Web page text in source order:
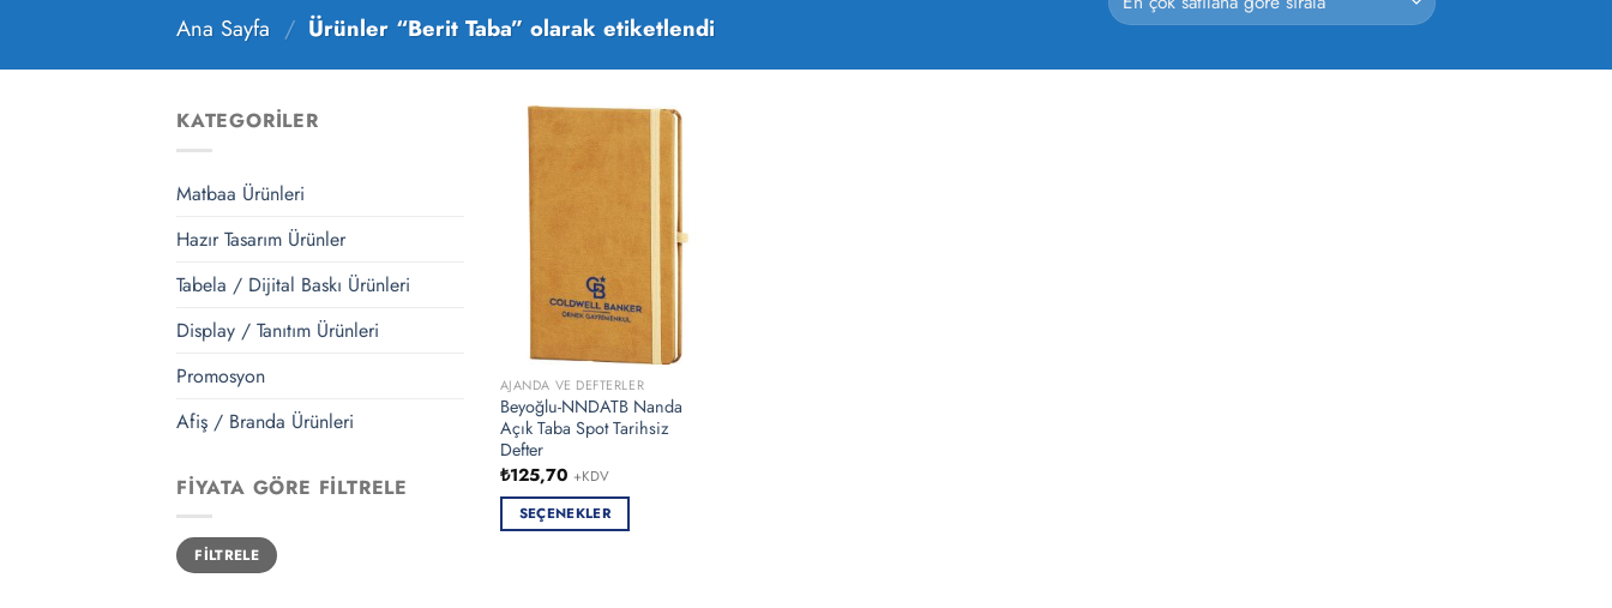
Ana Sayfa / Ürünler “Berit Taba” olarak etiketlendi
KATEGORILER
Matbaa Ürünleri
Hazır Tasarım Ürünler
Tabela / Dijital Baskı Ürünleri
Display / Tanıtım Ürünleri
Promosyon
Afiş / Branda Ürünleri
FIYATA GÖRE FILTRELE
En
düşük
fiyat
En
yüksek
fiyat
FILTRELE
AJANDA VE DEFTERLER
Beyoğlu-NNDATB Nanda
Açık Taba Spot Tarihsiz
Defter
₺125,70 +KDV
SEÇENEKLER